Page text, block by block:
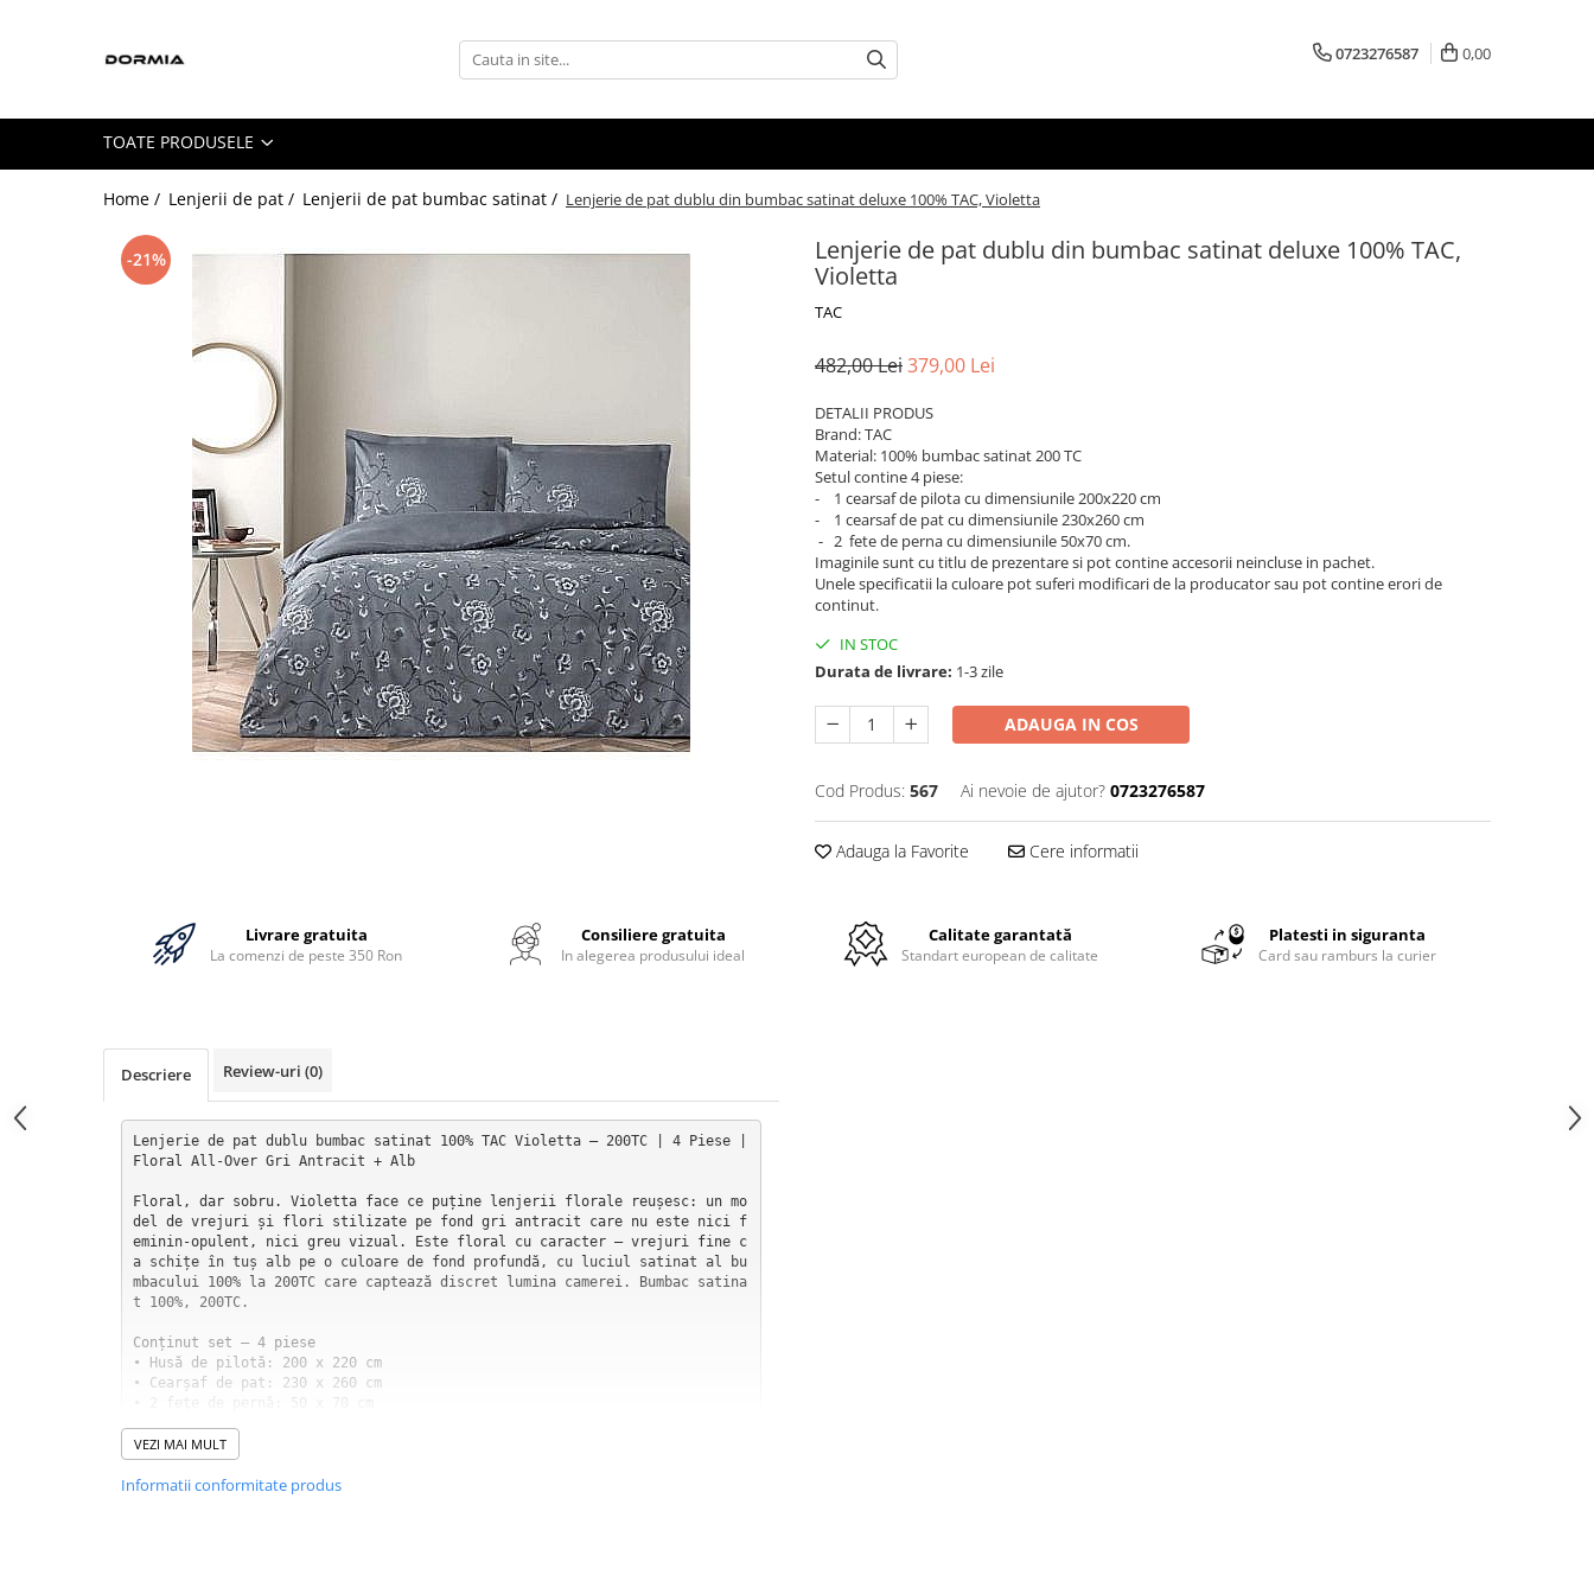
Lenjerii de pat bumbac satinat
Lenjerii de pat din bumbac
Lenjerii de pat fibra de bambus
Lenjerii de pat tesatura Jacquard
Lenjerii pat dublu 6 piese
Covorase si seturi de covoare
0723276587 0,00
TOATE PRODUSELE
Home / Lenjerii de pat / Lenjerii de pat bumbac satinat / Lenjerie de pat dublu din bumbac satinat deluxe 100% TAC, Violetta
Lenjerie de pat dublu din bumbac satinat deluxe 100% TAC,
Violetta
TAC
-21%
482,00 Lei379,00 Lei
DETALII PRODUS
Brand: TAC
Material: 100% bumbac satinat 200 TC
Setul contine 4 piese:
- 1 cearsaf de pilota cu dimensiunile 200x220 cm
- 1 cearsaf de pat cu dimensiunile 230x260 cm
- 2 fete de perna cu dimensiunile 50x70 cm.
Imaginile sunt cu titlu de prezentare si pot contine accesorii neincluse in pachet.
Unele specificatii la culoare pot suferi modificari de la producator sau pot contine erori de
continut.
IN STOC
Durata de livrare: 1-3 zile
ADAUGA IN COS
Cod Produs: 567 Ai nevoie de ajutor? 0723276587
Adauga la Favorite Cere informatii
Livrare gratuita
La comenzi de peste 350 Ron
Consiliere gratuita
In alegerea produsului ideal
Calitate garantată
Standart european de calitate
Platesti in siguranta
Card sau ramburs la curier
Descriere Review-uri (0)
Lenjerie de pat dublu bumbac satinat 100% TAC Violetta — 200TC | 4 Piese |
Floral All-Over Gri Antracit + Alb
Floral, dar sobru. Violetta face ce puține lenjerii florale reușesc: un mo
del de vrejuri și flori stilizate pe fond gri antracit care nu este nici f
eminin-opulent, nici greu vizual. Este floral cu caracter — vrejuri fine c
a schițe în tuș alb pe o culoare de fond profundă, cu luciul satinat al bu
mbacului 100% la 200TC care captează discret lumina camerei. Bumbac satina
t 100%, 200TC.
Conținut set — 4 piese
• Husă de pilotă: 200 x 220 cm
• Cearșaf de pat: 230 x 260 cm
• 2 fețe de pernă: 50 x 70 cm
Specificații tehnice
• Material: bumbac satinat 100%
• Densitate fire: 200 TC
VEZI MAI MULT
Informatii conformitate produs